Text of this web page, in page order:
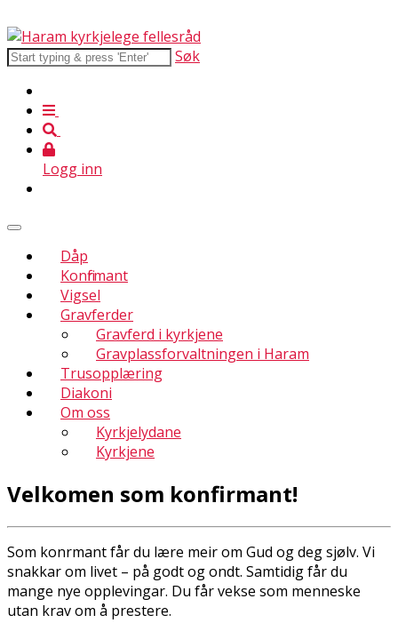
Søk
Logg inn
Dåp
Konfirmant
Vigsel
Gravferder
Gravferd i kyrkjene
Gravplassforvaltningen i Haram
Trusopplæring
Diakoni
Om oss
Kyrkjelydane
Kyrkjene
Velkomen som konfirmant!
Som konfirmant får du lære meir om Gud og deg sjølv. Vi
snakkar om livet – på godt og ondt. Samtidig får du
mange nye opplevingar. Du får vekse som menneske
utan krav om å prestere.